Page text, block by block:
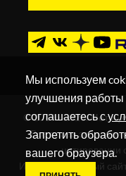
© 2019 - 2026.
Все права
цитировании
Используя данный
Мы используем
улучшения работы
соглашаетесь с
Запретить
вашего браузера.